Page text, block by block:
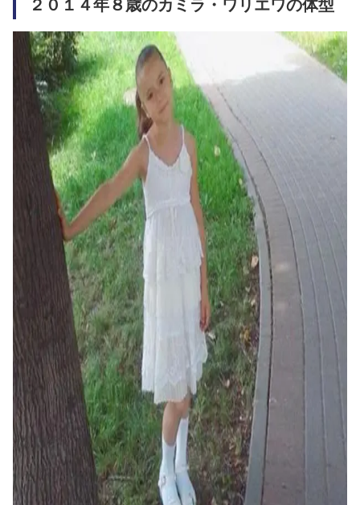
２０１４年８歳のカミラ・ワリエワの体型